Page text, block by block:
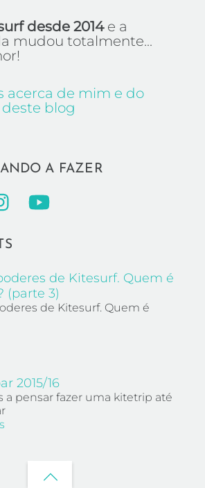
desde 2014e a
mudou totalmente...
acerca de mim e do
blog
A FAZER
de Kitesurf. Quem é
(parte 3)
de Kitesurf. Quem é
2015/16
a pensar fazer uma kitetrip até
Back